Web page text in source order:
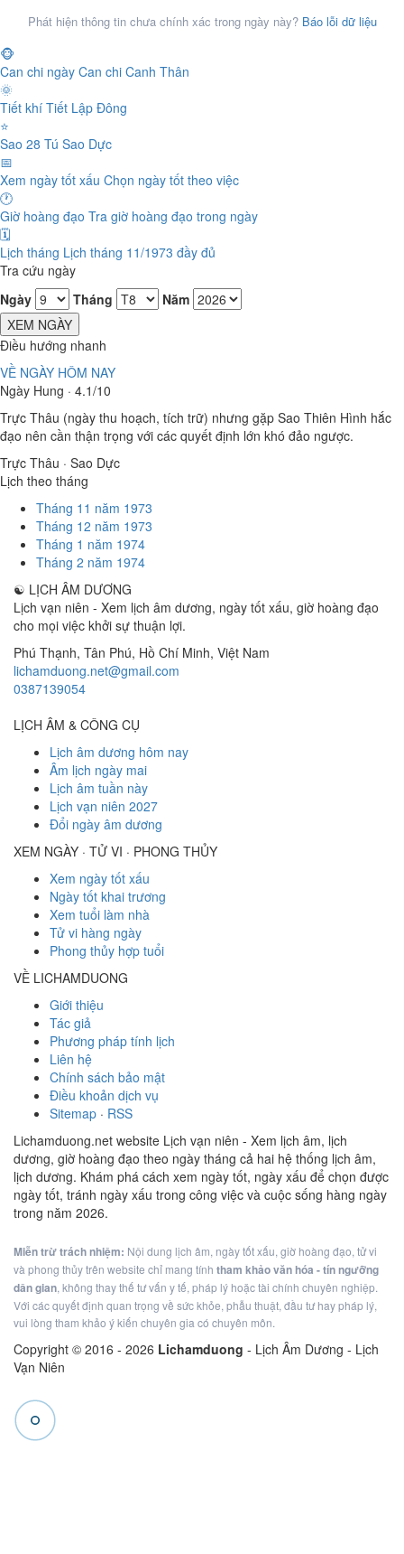
Phát hiện thông tin chưa chính xác trong ngày này? Báo lỗi dữ liệu
🐵
Can chi ngày Can chi Canh Thân
🌞
Tiết khí Tiết Lập Đông
⭐
Sao 28 Tú Sao Dực
📅
Xem ngày tốt xấu Chọn ngày tốt theo việc
🕐
Giờ hoàng đạo Tra giờ hoàng đạo trong ngày
🗓️
Lịch tháng Lịch tháng 11/1973 đầy đủ
Tra cứu ngày
Ngày
Tháng
Năm
XEM NGÀY
Điều hướng nhanh
VỀ NGÀY HÔM NAY
Ngày Hung · 4.1/10
Trực Thâu (ngày thu hoạch, tích trữ) nhưng gặp Sao Thiên Hình hắc
đạo nên cần thận trọng với các quyết định lớn khó đảo ngược.
Trực Thâu · Sao Dực
Lịch theo tháng
Tháng 11 năm 1973
Tháng 12 năm 1973
Tháng 1 năm 1974
Tháng 2 năm 1974
☯ LỊCH ÂM DƯƠNG
Lịch vạn niên - Xem lịch âm dương, ngày tốt xấu, giờ hoàng đạo
cho mọi việc khởi sự thuận lợi.
Phú Thạnh, Tân Phú, Hồ Chí Minh, Việt Nam
lichamduong.net@gmail.com
0387139054
LỊCH ÂM & CÔNG CỤ
Lịch âm dương hôm nay
Âm lịch ngày mai
Lịch âm tuần này
Lịch vạn niên 2027
Đổi ngày âm dương
XEM NGÀY · TỬ VI · PHONG THỦY
Xem ngày tốt xấu
Ngày tốt khai trương
Xem tuổi làm nhà
Tử vi hàng ngày
Phong thủy hợp tuổi
VỀ LICHAMDUONG
Giới thiệu
Tác giả
Phương pháp tính lịch
Liên hệ
Chính sách bảo mật
Điều khoản dịch vụ
Sitemap · RSS
Lichamduong.net website Lịch vạn niên - Xem lịch âm, lịch
dương, giờ hoàng đạo theo ngày tháng cả hai hệ thống lịch âm,
lịch dương. Khám phá cách xem ngày tốt, ngày xấu để chọn được
ngày tốt, tránh ngày xấu trong công việc và cuộc sống hàng ngày
trong năm 2026.
Miễn trừ trách nhiệm: Nội dung lịch âm, ngày tốt xấu, giờ hoàng đạo, tử vi
và phong thủy trên website chỉ mang tính tham khảo văn hóa - tín ngưỡng
dân gian, không thay thế tư vấn y tế, pháp lý hoặc tài chính chuyên nghiệp.
Với các quyết định quan trọng về sức khỏe, phẫu thuật, đầu tư hay pháp lý,
vui lòng tham khảo ý kiến chuyên gia có chuyên môn.
Copyright © 2016 - 2026 Lichamduong - Lịch Âm Dương - Lịch
Vạn Niên